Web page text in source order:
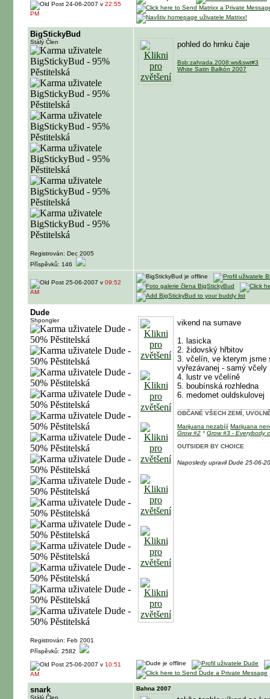
24-06-2007 v 22:55
PM
BigStickyBud
Stálý Člen
Registrován: Dec 2005
Příspěvků: 146
pohled do hrnku čaje
Bsb:zahrada.2008:ws&swt#3
White Satin Balkón 2007
25-06-2007 v 09:52
AM
Dude
Shpongler
Registrován: Feb 2001
Příspěvků: 2582
vikend na sumave
1. lasicka
2. židovský hřbitov
3. včelín, ve kterym jsme
vyřezávanej - samý včely
4. lustr ve včelíně
5. boubínská rozhledna
6. medomet ouldskulovej
OBČANÉ VŠECH ZEMÍ,
Marijuana nezabíjí Marijuana
Grow #2 * Grow #3 - Everybody
OUTSIDER BY CHOICE
Naposledy upravil Dude 25-06-
25-06-2007 v 10:51
AM
snark
Stálý Člen
Bahna 2007